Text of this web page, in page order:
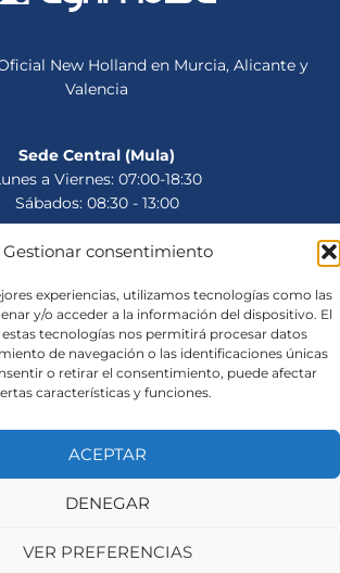
Gestionar consentimiento
experiencias, utilizamos tecnologías como las
y/o acceder a la información del dispositivo. El
tecnologías nos permitirá procesar datos
de navegación o las identificaciones únicas
o retirar el consentimiento, puede afectar
características y funciones.
ACEPTAR
DENEGAR
VER PREFERENCIAS
New Holland en Murcia, Alicante y
Valencia
Sede Central (Mula)
a Viernes: 07:00-18:30
Sábados: 08:30 - 13:00
Política de Privacidad
Política de Cookies
Aviso legal